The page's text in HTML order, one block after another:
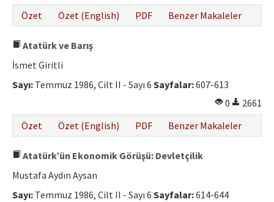
Özet
Özet (English) PDF Benzer Makaleler
Atatürk ve Barış
İsmet Giritli
Sayı: Temmuz 1986, Cilt II - Sayı 6 Sayfalar:607-613
0
2661
Özet
Özet (English) PDF Benzer Makaleler
Atatürk’ün Ekonomik Görüşü: Devletçilik
Mustafa Aydın Aysan
Sayı: Temmuz 1986, Cilt II - Sayı 6 Sayfalar:614-644